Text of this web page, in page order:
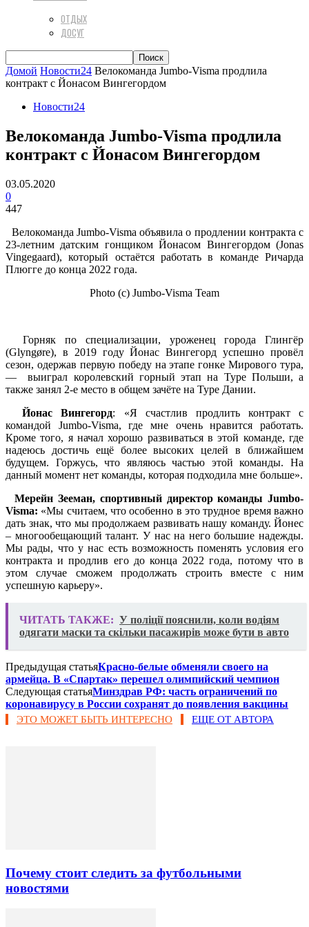
ОТДЫХ
ДОСУГ
Домой Новости24 Велокоманда Jumbo-Visma продлила
контракт с Йонасом Вингегордом
Новости24
Велокоманда Jumbo-Visma продлила
контракт с Йонасом Вингегордом
03.05.2020
0
447
Велокоманда Jumbo-Visma объявила о продлении контракта с
23-летним датским гонщиком Йонасом Вингегордом (Jonas
Vingegaard), который остаётся работать в команде Ричарда
Плюгге до конца 2022 года.
Photo (c) Jumbo-Visma Team
Горняк по специализации, уроженец города Глингёр
(Glyngøre), в 2019 году Йонас Вингегорд успешно провёл
сезон, одержав первую победу на этапе гонке Мирового тура,
— выиграл королевский горный этап на Туре Польши, а
также занял 2-е место в общем зачёте на Туре Дании.
Йонас Вингегорд: «Я счастлив продлить контракт с
командой Jumbo-Visma, где мне очень нравится работать.
Кроме того, я начал хорошо развиваться в этой команде, где
надеюсь достичь ещё более высоких целей в ближайшем
будущем. Горжусь, что являюсь частью этой команды. На
данный момент нет команды, которая подходила мне больше».
Мерейн Зееман, спортивный директор команды Jumbo-
Visma: «Мы считаем, что особенно в это трудное время важно
дать знак, что мы продолжаем развивать нашу команду. Йонес
– многообещающий талант. У нас на него большие надежды.
Мы рады, что у нас есть возможность поменять условия его
контракта и продлив его до конца 2022 года, потому что в
этом случае сможем продолжать строить вместе с ним
успешную карьеру».
ЧИТАТЬ ТАКЖЕ: У поліції пояснили, коли водіям
одягати маски та скільки пасажирів може бути в авто
Предыдущая статьяКрасно-белые обменяли своего на
армейца. В «Спартак» перешел олимпийский чемпион
Следующая статьяМинздрав РФ: часть ограничений по
коронавирусу в России сохранят до появления вакцины
ЭТО МОЖЕТ БЫТЬ ИНТЕРЕСНО ЕЩЕ ОТ АВТОРА
Почему стоит следить за футбольными
новостями